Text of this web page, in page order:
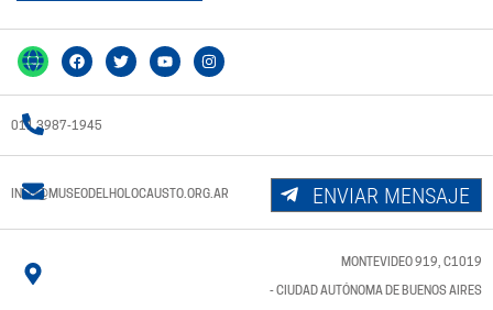
011 3987-1945
INFO@MUSEODELHOLOCAUSTO.ORG.AR ENVIAR MENSAJE
MONTEVIDEO 919, C1019
- CIUDAD AUTÓNOMA DE BUENOS AIRES